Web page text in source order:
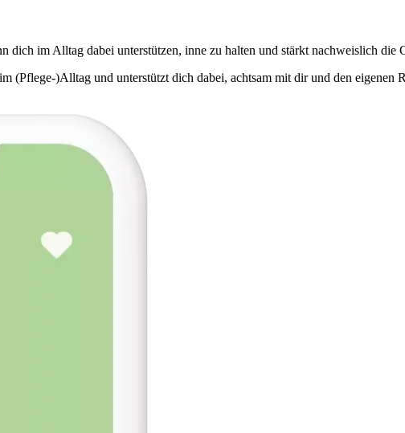
im Alltag dabei unterstützen, inne zu halten und stärkt nachweislich die
)Alltag und unterstützt dich dabei, achtsam mit dir und den eigenen